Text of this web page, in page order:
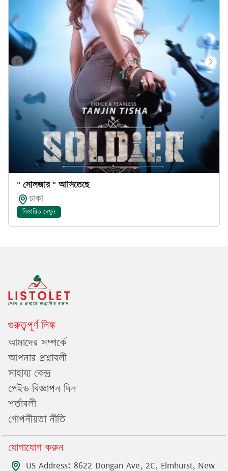
" সোলজার " আসিতেছে
ঢাকা
বিস্তারিত দেখুন
গুরুত্বপূর্ণ লিঙ্ক
আমাদের সম্পর্কে
আপনার প্রশ্নাবলী
সাহায্য কেন্দ্র
পেইড বিজ্ঞাপন দিন
শর্তাবলী
গোপনীয়তা নীতি
যোগাযোগ করুন
US Address: 8622 Dongan Ave, 2C, Elmhurst, New